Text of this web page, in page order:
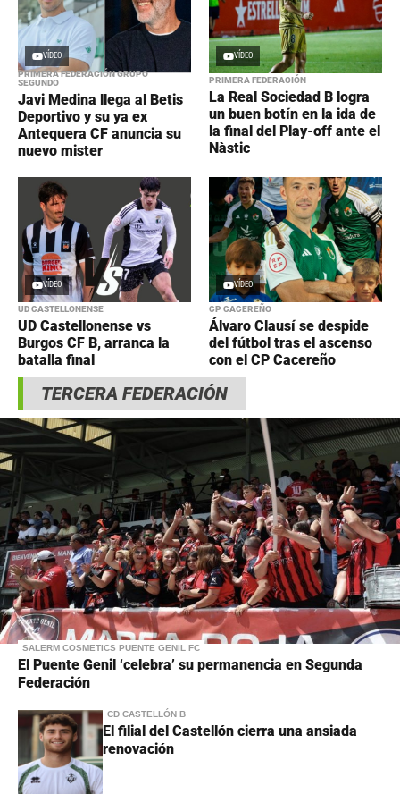
VÍDEO
PRIMERA FEDERACIÓN GRUPO
SEGUNDO
Javi Medina llega al Betis
Deportivo y su ya ex
Antequera CF anuncia su
nuevo mister
VÍDEO
PRIMERA FEDERACIÓN
La Real Sociedad B logra
un buen botín en la ida de
la final del Play-off ante el
Nàstic
VÍDEO
UD CASTELLONENSE
UD Castellonense vs
Burgos CF B, arranca la
batalla final
VÍDEO
CP CACEREÑO
Álvaro Clausí se despide
del fútbol tras el ascenso
con el CP Cacereño
TERCERA FEDERACIÓN
SALERM COSMETICS PUENTE GENIL FC
El Puente Genil ‘celebra’ su permanencia en Segunda
Federación
CD CASTELLÓN B
El filial del Castellón cierra una ansiada
renovación